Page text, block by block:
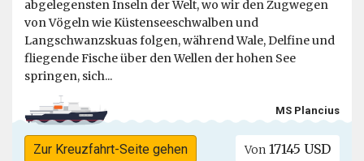
abgelegensten Inseln der Welt, wo wir den Zugwegen
von Vögeln wie Küstenseeschwalben und
Langschwanzskuas folgen, während Wale, Delfine und
fliegende Fische über den Wellen der hohen See
springen, sich...
MS Plancius
Zur Kreuzfahrt-Seite gehen Von 17145 USD